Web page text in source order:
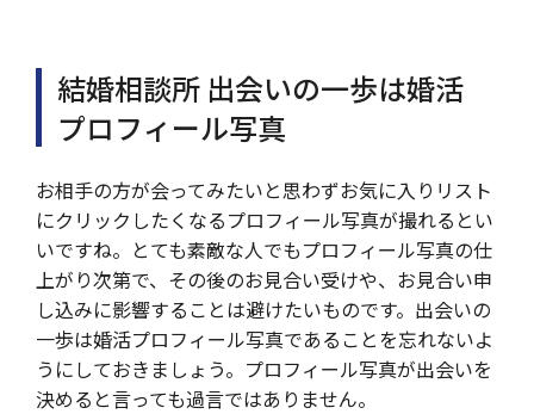
結婚相談所 出会いの一歩は婚活
プロフィール写真
お相手の方が会ってみたいと思わずお気に入りリスト
にクリックしたくなるプロフィール写真が撮れるとい
いですね。とても素敵な人でもプロフィール写真の仕
上がり次第で、その後のお見合い受けや、お見合い申
し込みに影響することは避けたいものです。出会いの
一歩は婚活プロフィール写真であることを忘れないよ
うにしておきましょう。プロフィール写真が出会いを
決めると言っても過言ではありません。